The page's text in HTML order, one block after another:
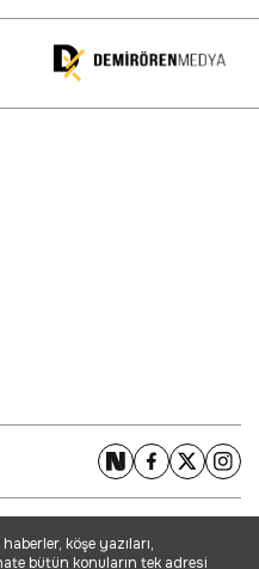
köşe yazıları,
bütün konuların tek adresi